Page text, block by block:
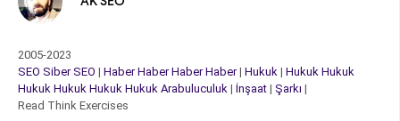
2005-2023
SEO Siber SEO | Haber Haber Haber Haber| Hukuk | Hukuk Hukuk
Hukuk Hukuk Hukuk Hukuk Arabuluculuk | İnşaat | Şarkı |
Read Think Exercises